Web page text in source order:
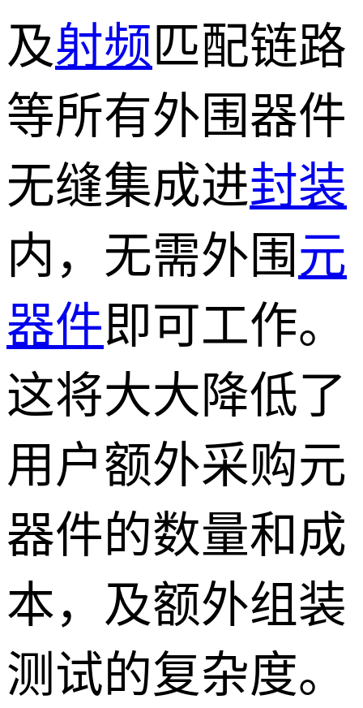
及射频匹配链路
等所有外围器件
无缝集成进封装
内，无需外围元
器件即可工作。
这将大大降低了
用户额外采购元
器件的数量和成
本，及额外组装
测试的复杂度。